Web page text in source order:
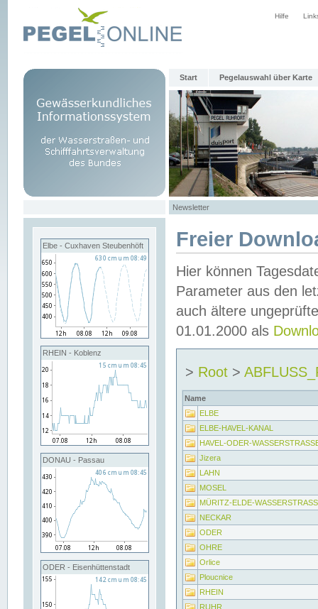
Hilfe
Start Pegelauswahl über Karte
Newsletter
Elbe - Cuxhaven Steubenhöft
RHEIN - Koblenz
DONAU - Passau
ODER - Eisenhüttenstadt
Freier
Hier können
Parameter aus den
auch ältere
01.01.2000 als
> Root >
Name
ELBE
ELBE-HAVEL-KANAL
HAVEL-ODER-
Jizera
LAHN
MOSEL
MÜRITZ-ELDE-
NECKAR
ODER
OHRE
Orlice
Ploucnice
RHEIN
RUHR